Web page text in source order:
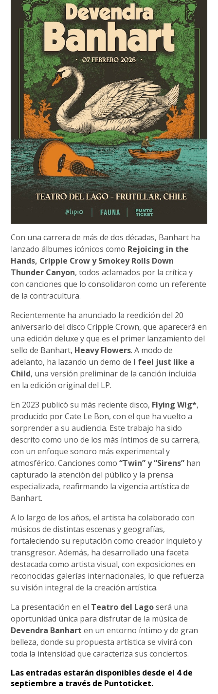
Con una carrera de más de dos décadas, Banhart ha
lanzado álbumes icónicos como Rejoicing in the
Hands, Cripple Crow y Smokey Rolls Down
Thunder Canyon, todos aclamados por la crítica y
con canciones que lo consolidaron como un referente
de la contracultura.
Recientemente ha anunciado la reedición del 20
aniversario del disco Cripple Crown, que aparecerá en
una edición deluxe y que es el primer lanzamiento del
sello de Banhart, Heavy Flowers. A modo de
adelanto, ha lazando un demo de I feel just like a
Child, una versión preliminar de la canción incluida
en la edición original del LP.
En 2023 publicó su más reciente disco, Flying Wig*,
producido por Cate Le Bon, con el que ha vuelto a
sorprender a su audiencia. Este trabajo ha sido
descrito como uno de los más íntimos de su carrera,
con un enfoque sonoro más experimental y
atmosférico. Canciones como“Twin” y “Sirens” han
capturado la atención del público y la prensa
especializada, reafirmando la vigencia artística de
Banhart.
A lo largo de los años, el artista ha colaborado con
músicos de distintas escenas y geografías,
fortaleciendo su reputación como creador inquieto y
transgresor. Además, ha desarrollado una faceta
destacada como artista visual, con exposiciones en
reconocidas galerías internacionales, lo que refuerza
su visión integral de la creación artística.
La presentación en el Teatro del Lagoserá una
oportunidad única para disfrutar de la música de
Devendra Banhart en un entorno íntimo y de gran
belleza, donde su propuesta artística se vivirá con
toda la intensidad que caracteriza sus conciertos.
Las entradas estarán disponibles desde el 4 de
septiembre a través de Puntoticket.